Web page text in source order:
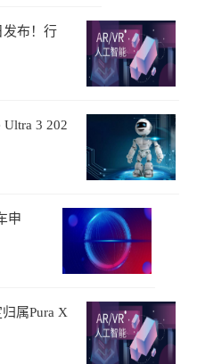
发布！行
3 202
申
属Pura X